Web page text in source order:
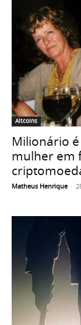
Altcoins
Milionário
mulher em
Matheus Henrique -